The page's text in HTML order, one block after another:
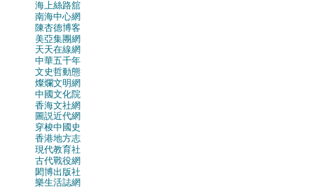
海上絲路舘
南海中心網
陳杏德博客
美亞集團網
天天在線網
中華五千年
文史哲動態
燦爛文明網
中國文化院
香海文社網
圖説近代網
穿梭中國史
香港地方志
現代教育社
古代戰役網
閎博出版社
樂生活誌網